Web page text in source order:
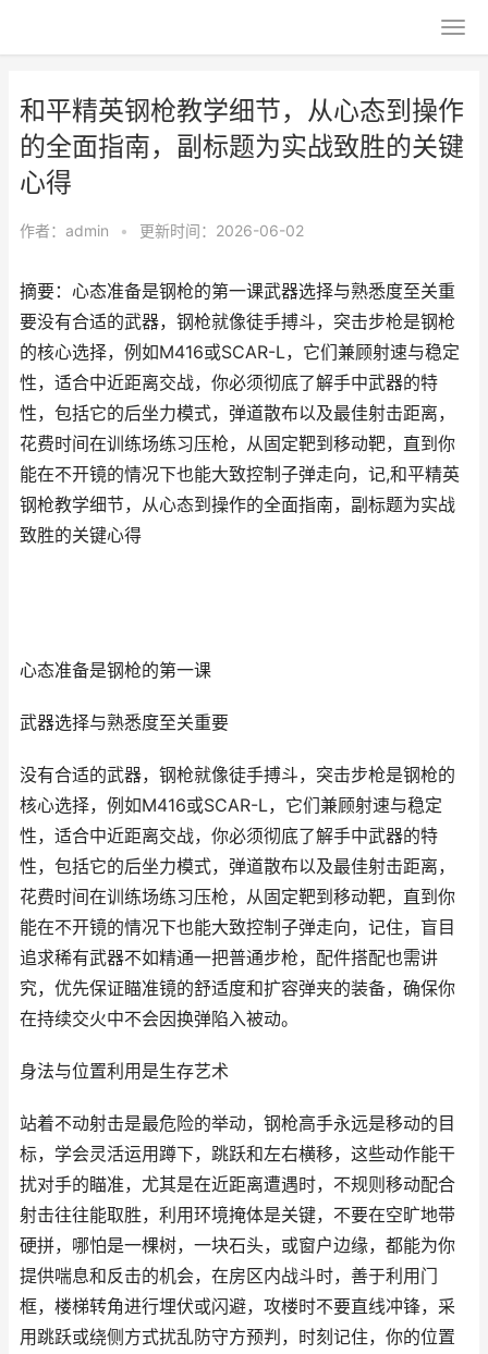
和平精英钢枪教学细节，从心态到操作
的全面指南，副标题为实战致胜的关键
心得
作者： admin • 更新时间：2026-06-02
摘要：心态准备是钢枪的第一课武器选择与熟悉度至关重
要没有合适的武器，钢枪就像徒手搏斗，突击步枪是钢枪
的核心选择，例如M416或SCAR-L，它们兼顾射速与稳定
性，适合中近距离交战，你必须彻底了解手中武器的特
性，包括它的后坐力模式，弹道散布以及最佳射击距离，
花费时间在训练场练习压枪，从固定靶到移动靶，直到你
能在不开镜的情况下也能大致控制子弹走向，记,和平精英
钢枪教学细节，从心态到操作的全面指南，副标题为实战
致胜的关键心得
心态准备是钢枪的第一课
武器选择与熟悉度至关重要
没有合适的武器，钢枪就像徒手搏斗，突击步枪是钢枪的
核心选择，例如M416或SCAR-L，它们兼顾射速与稳定
性，适合中近距离交战，你必须彻底了解手中武器的特
性，包括它的后坐力模式，弹道散布以及最佳射击距离，
花费时间在训练场练习压枪，从固定靶到移动靶，直到你
能在不开镜的情况下也能大致控制子弹走向，记住，盲目
追求稀有武器不如精通一把普通步枪，配件搭配也需讲
究，优先保证瞄准镜的舒适度和扩容弹夹的装备，确保你
在持续交火中不会因换弹陷入被动。
身法与位置利用是生存艺术
站着不动射击是最危险的举动，钢枪高手永远是移动的目
标，学会灵活运用蹲下，跳跃和左右横移，这些动作能干
扰对手的瞄准，尤其是在近距离遭遇时，不规则移动配合
射击往往能取胜，利用环境掩体是关键，不要在空旷地带
硬拼，哪怕是一棵树，一块石头，或窗户边缘，都能为你
提供喘息和反击的机会，在房区内战斗时，善于利用门
框，楼梯转角进行埋伏或闪避，攻楼时不要直线冲锋，采
用跳跃或绕侧方式扰乱防守方预判，时刻记住，你的位置